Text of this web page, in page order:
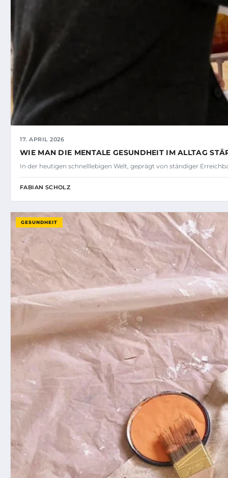
17. APRIL 2026
WIE MAN DIE MENTALE GESUNDHEIT IM ALLTAG
In der heutigen schnelllebigen Welt, geprägt von ständiger
FABIAN SCHOLZ
GESUNDHEIT